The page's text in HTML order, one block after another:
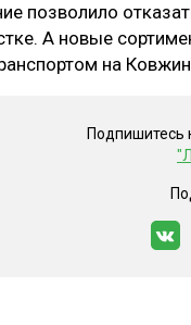
позволило
А новые
на
Подпишитесь